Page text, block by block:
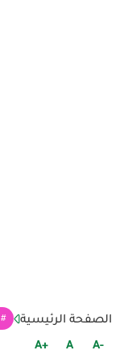
الصفحة الرئيسية
+A A -A